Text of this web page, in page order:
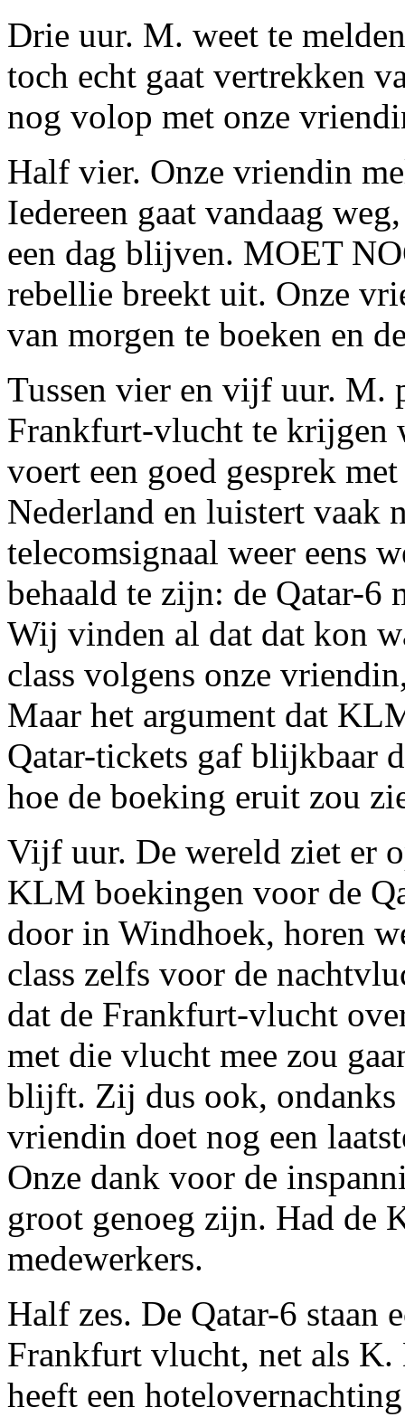
Drie uur. M. weet te
toch echt gaat vertrekken
nog volop met onze
Half vier. Onze vriendin
Iedereen gaat vandaag
een dag blijven. MOET
rebellie breekt uit. Onze
van morgen te boeken en
Tussen vier en vijf uur. M.
Frankfurt-vlucht te krijgen
voert een goed gesprek
Nederland en luistert vaak
telecomsignaal weer eens
behaald te zijn: de Qatar-6
Wij vinden al dat dat kon
class volgens onze
Maar het argument dat
Qatar-tickets gaf blijkbaar
hoe de boeking eruit zou
Vijf uur. De wereld ziet er
KLM boekingen voor de
door in Windhoek, horen
class zelfs voor de
dat de Frankfurt-vlucht
met die vlucht mee zou
blijft. Zij dus ook, ondanks
vriendin doet nog een
Onze dank voor de
groot genoeg zijn. Had de
medewerkers.
Half zes. De Qatar-6 staan
Frankfurt vlucht, net als
heeft een